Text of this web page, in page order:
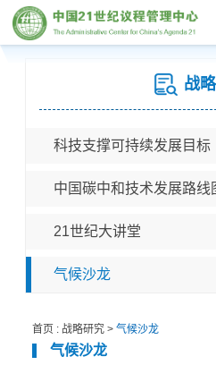
战
科技支撑可持续发展目标
中国碳中和技术发展路线
21世纪大讲堂
气候沙龙
首页 : 战略研究> 气候沙龙
气候沙龙